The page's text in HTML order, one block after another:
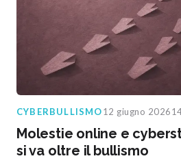
CYBERBULLISMO12 giugno 2026
Molestie online e
si va oltre il bullismo